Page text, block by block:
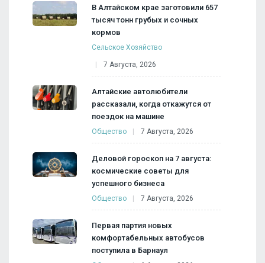
В Алтайском крае заготовили 657
тысяч тонн грубых и сочных
кормов
Сельское Хозяйство
7 Августа, 2026
Алтайские автолюбители
рассказали, когда откажутся от
поездок на машине
Общество 7 Августа, 2026
Деловой гороскоп на 7 августа:
космические советы для
успешного бизнеса
Общество 7 Августа, 2026
Первая партия новых
комфортабельных автобусов
поступила в Барнаул